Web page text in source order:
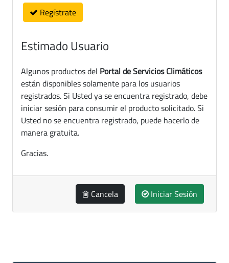
Regístrate
Estimado Usuario
Algunos productos del Portal de Servicios Climáticos
están disponibles solamente para los usuarios
registrados. Si Usted ya se encuentra registrado, debe
iniciar sesión para consumir el producto solicitado. Si
Usted no se encuentra registrado, puede hacerlo de
manera gratuita.
Gracias.
Cancela Iniciar Sesión